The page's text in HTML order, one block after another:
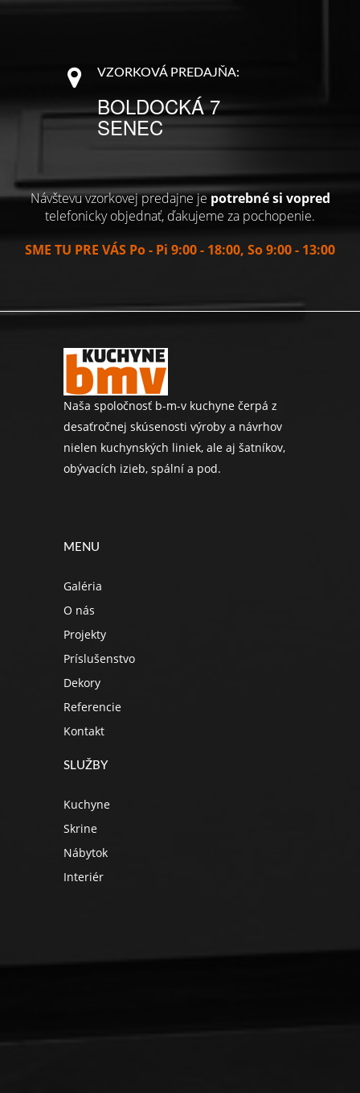
VZORKOVÁ PREDAJŇA:
BOLDOCKÁ 7
SENEC
Návštevu vzorkovej predajne jepotrebné si vopred
telefonicky objednať, ďakujeme za pochopenie.
SME TU PRE VÁS Po - Pi 9:00 - 18:00, So 9:00 - 13:00
Naša spoločnosť b-m-v kuchyne čerpá z
desaťročnej skúsenosti výroby a návrhov
nielen kuchynských liniek, ale aj šatníkov,
obývacích izieb, spální a pod.
MENU
Galéria
O nás
Projekty
Príslušenstvo
Dekory
Referencie
Kontakt
SLUŽBY
Kuchyne
Skrine
Nábytok
Interiér